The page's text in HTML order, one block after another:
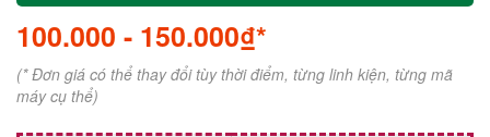
100.000 - 150.000₫*
(* Đơn giá có thể thay đổi tùy thời điểm, từng linh kiện, từng mã
máy cụ thể)